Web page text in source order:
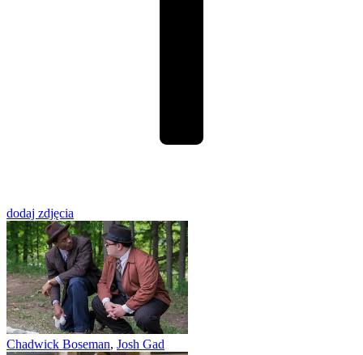
dodaj zdjęcia
Chadwick Boseman, Josh Gad